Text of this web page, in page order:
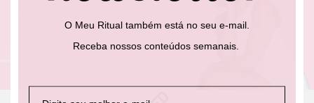
O Meu Ritual também está no seu e-mail.
Receba nossos conteúdos semanais.